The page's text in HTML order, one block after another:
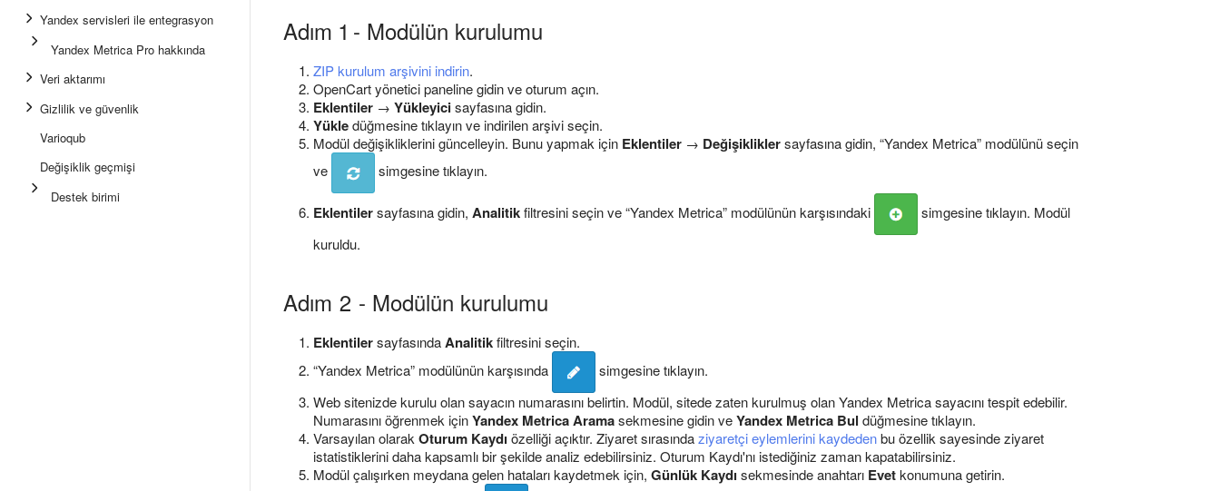
Yandex servisleri ile entegrasyon
Yandex Metrica Pro hakkında
Veri aktarımı
Gizlilik ve güvenlik
Varioqub
Değişiklik geçmişi
Destek birimi
Adım 1 - Modülün kurulumu
ZIP kurulum arşivini indirin.
OpenCart yönetici paneline gidin ve oturum açın.
Eklentiler → Yükleyicisayfasına gidin.
Yükledüğmesine tıklayın ve indirilen arşivi seçin.
Modül değişikliklerini güncelleyin. Bunu yapmak için Eklentiler → Değişikliklersayfasına gidin, “Yandex Metrica” modülünü seçin
ve
simgesine tıklayın.
Eklentilersayfasına gidin, Analitikfiltresini seçin ve “Yandex Metrica” modülünün karşısındaki
simgesine tıklayın. Modül
kuruldu.
Adım 2 - Modülün kurulumu
EklentilersayfasındaAnalitikfiltresini seçin.
“Yandex Metrica” modülünün karşısında
simgesine tıklayın.
Web sitenizde kurulu olan sayacın numarasını belirtin. Modül, sitede zaten kurulmuş olan Yandex Metrica sayacını tespit edebilir.
Numarasını öğrenmek içinYandex Metrica Aramasekmesine gidin veYandex Metrica Bul düğmesine tıklayın.
Varsayılan olarak Oturum Kaydı özelliği açıktır. Ziyaret sırasındaziyaretçi eylemlerini kaydedenbu özellik sayesinde ziyaret
istatistiklerini daha kapsamlı bir şekilde analiz edebilirsiniz. Oturum Kaydı'nı istediğiniz zaman kapatabilirsiniz.
Modül çalışırken meydana gelen hataları kaydetmek için, Günlük Kaydı sekmesinde anahtarı Evetkonumuna getirin.